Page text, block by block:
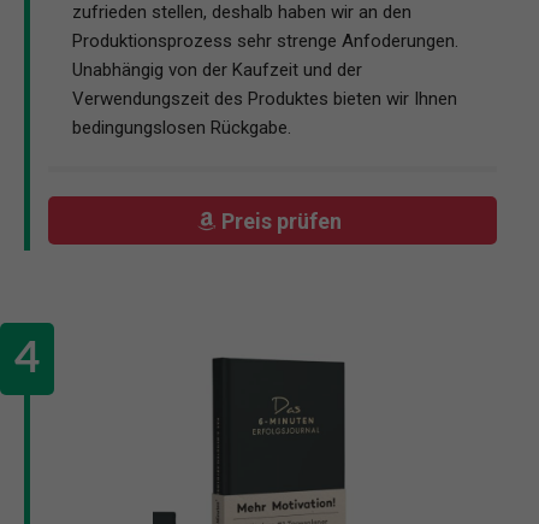
zufrieden stellen, deshalb haben wir an den
Produktionsprozess sehr strenge Anfoderungen.
Unabhängig von der Kaufzeit und der
Verwendungszeit des Produktes bieten wir Ihnen
bedingungslosen Rückgabe.
Preis prüfen